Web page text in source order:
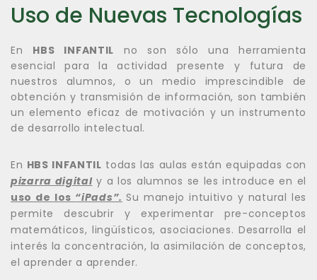
Uso de Nuevas Tecnologías
En HBS INFANTIL no son sólo una herramienta
esencial para la actividad presente y futura de
nuestros alumnos, o un medio imprescindible de
obtención y transmisión de información, son también
un elemento eficaz de motivación y un instrumento
de desarrollo intelectual.
En HBS INFANTIL todas las aulas están equipadas con
pizarra digitaly a los alumnos se les introduce en el
uso de los “iPads”. Su manejo intuitivo y natural les
permite descubrir y experimentar pre-conceptos
matemáticos, lingüísticos, asociaciones. Desarrolla el
interés la concentración, la asimilación de conceptos,
el aprender a aprender.